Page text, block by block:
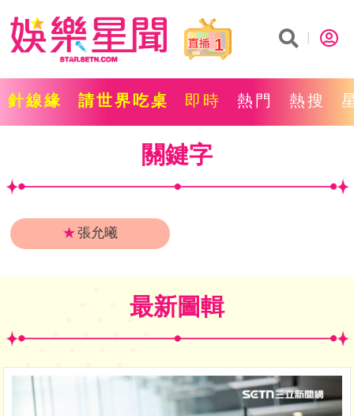
1
針線緣 請世界吃桌 即時 熱門 熱搜
關鍵字
★張允曦
最新圖輯